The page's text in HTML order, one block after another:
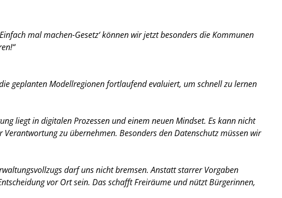
mal machen-Gesetz‘ können wir jetzt besonders die Kommunen
geplanten Modellregionen fortlaufend evaluiert, um schnell zu lernen
liegt in digitalen Prozessen und einem neuen Mindset. Es kann nicht
zu übernehmen. Besonders den Datenschutz müssen wir
darf uns nicht bremsen. Anstatt starrer Vorgaben
vor Ort sein. Das schafft Freiräume und nützt Bürgerinnen,